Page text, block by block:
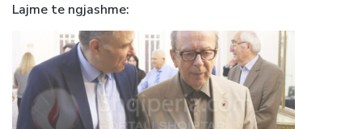
Lajme te ngjashme